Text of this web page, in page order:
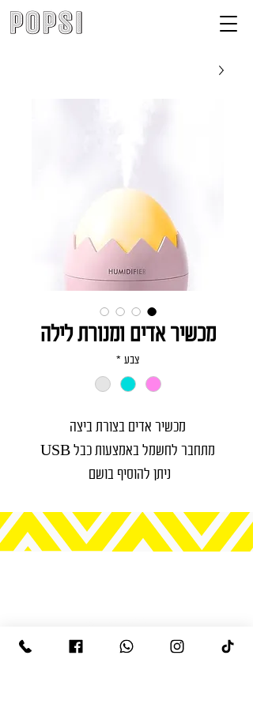
מכשיר אדים ומנורת לילה
צבע *
מכשיר אדים בצורת ביצה
מתחבר לחשמל באמצעות כבל USB
ניתן להוסיף בושם
לאווירה מושלמת